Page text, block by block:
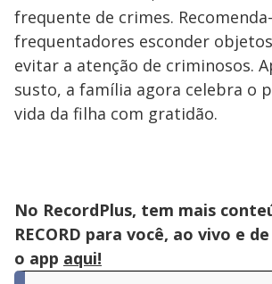
frequente de crimes.
frequentadores esconder
evitar a atenção de criminosos.
susto, a família agora celebra o
vida da filha com gratidão.
No RecordPlus, tem mais
RECORD para você, ao vivo e
o app aqui!